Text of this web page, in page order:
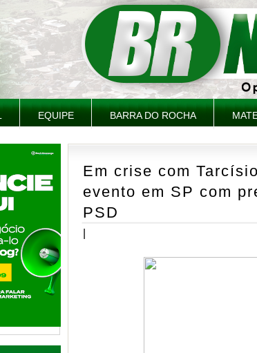
EQUIPE BARRA DO ROCHA
Em crise com
evento em SP com
PSD